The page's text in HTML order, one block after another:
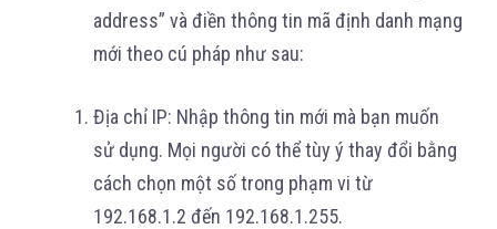
address” và điền thông tin mã định danh mạng
mới theo cú pháp như sau:
Địa chỉ IP: Nhập thông tin mới mà bạn muốn
sử dụng. Mọi người có thể tùy ý thay đổi bằng
cách chọn một số trong phạm vi từ
192.168.1.2 đến 192.168.1.255.